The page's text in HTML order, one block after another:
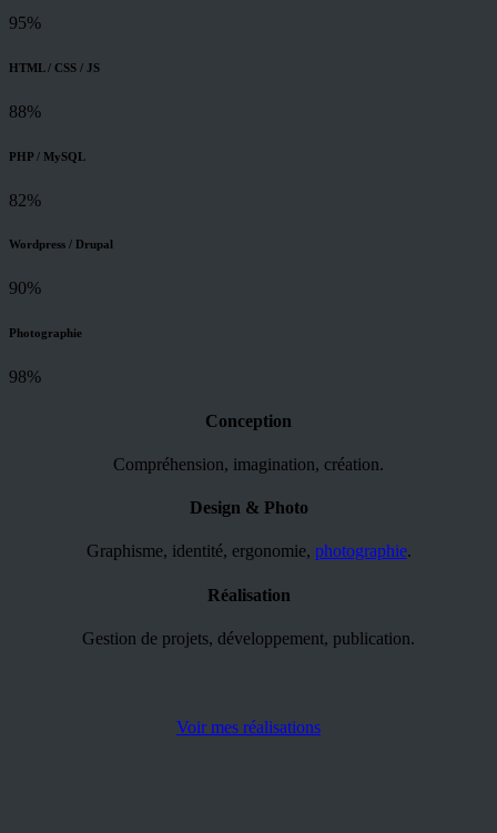
95%
HTML / CSS / JS
88%
PHP / MySQL
82%
Wordpress / Drupal
90%
Photographie
98%
Conception
Compréhension, imagination, création.
Design & Photo
Graphisme, identité, ergonomie, photographie.
Réalisation
Gestion de projets, développement, publication.
Voir mes réalisations